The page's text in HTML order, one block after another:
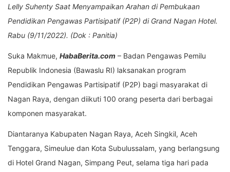
Lelly Suhenty Saat Menyampaikan Arahan di Pembukaan
Pendidikan Pengawas Partisipatif (P2P) di Grand Nagan Hotel.
Rabu (9/11/2022). (Dok : Panitia)
Suka Makmue, HabaBerita.com – Badan Pengawas Pemilu
Republik Indonesia (Bawaslu RI) laksanakan program
Pendidikan Pengawas Partisipatif (P2P) bagi masyarakat di
Nagan Raya, dengan diikuti 100 orang peserta dari berbagai
komponen masyarakat.
Diantaranya Kabupaten Nagan Raya, Aceh Singkil, Aceh
Tenggara, Simeulue dan Kota Subulussalam, yang berlangsung
di Hotel Grand Nagan, Simpang Peut, selama tiga hari pada